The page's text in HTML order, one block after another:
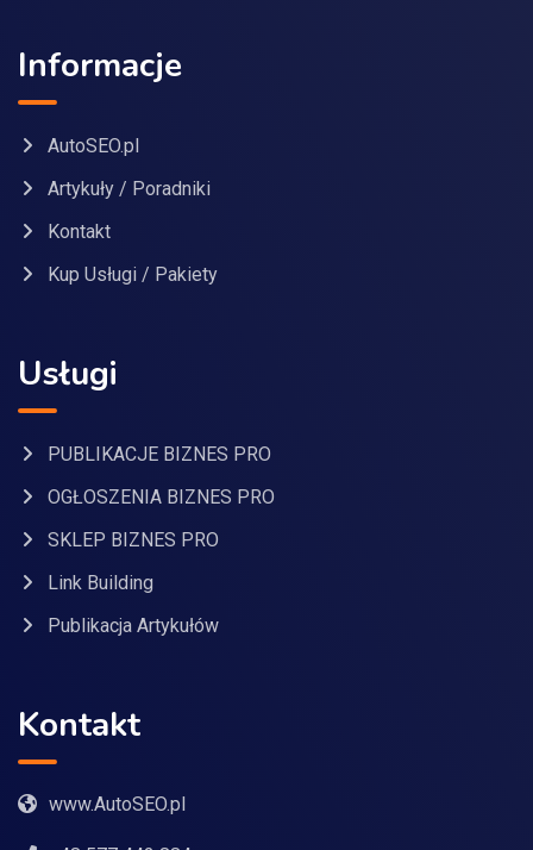
Informacje
AutoSEO.pl
Artykuły / Poradniki
Kontakt
Kup Usługi / Pakiety
Usługi
PUBLIKACJE BIZNES PRO
OGŁOSZENIA BIZNES PRO
SKLEP BIZNES PRO
Link Building
Publikacja Artykułów
Kontakt
www.AutoSEO.pl